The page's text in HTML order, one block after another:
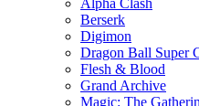
Alpha Clash
Berserk
Digimon
Dragon Ball Super
Flesh & Blood
Grand Archive
Magic: The